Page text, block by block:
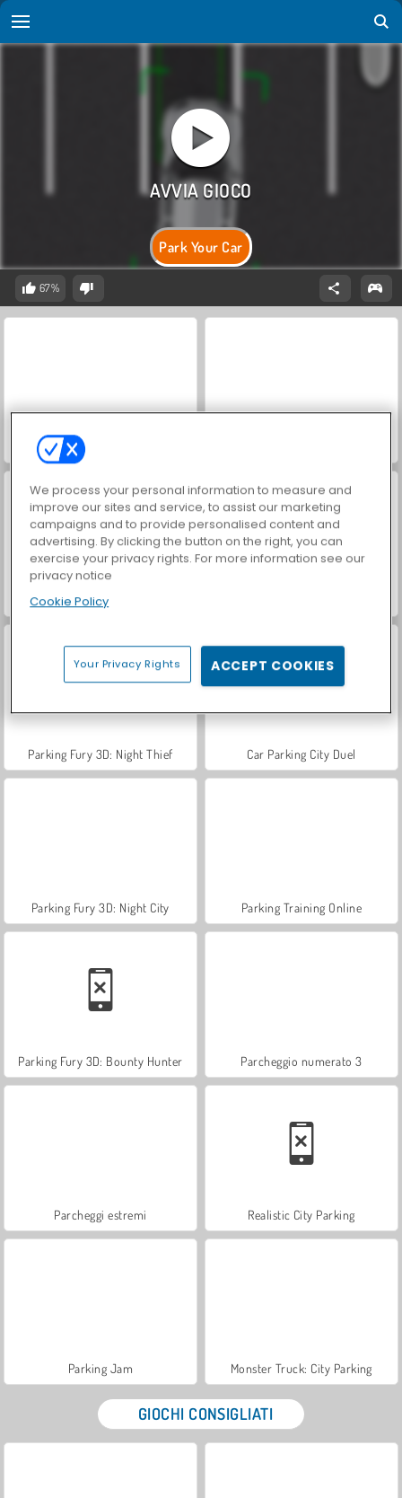
Park Your Car
67%
Crazy Parking
Parcheggio 3D: mezzi pesanti
Parking Fury 3D: Night Thief Car Parking City Duel
Parking Fury 3D: Night City Parking Training Online
Parking Fury 3D: Bounty Hunter Parcheggio numerato 3
Parcheggi estremi Realistic City Parking
Parking Jam Monster Truck: City Parking
GIOCHI CONSIGLIATI
We process your personal information to measure and
improve our sites and service, to assist our marketing
campaigns and to provide personalised content and
advertising. By clicking the button on the right, you can
exercise your privacy rights. For more information see our
privacy notice
Cookie Policy
Your Privacy Rights ACCEPT COOKIES